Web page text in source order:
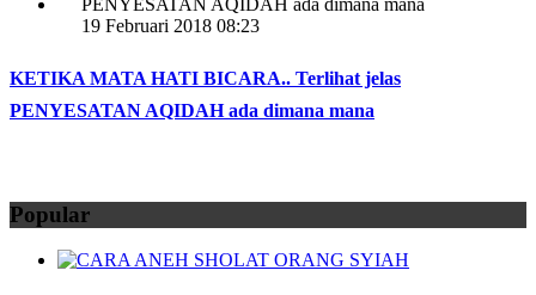
19 Februari 2018 08:23
KETIKA MATA HATI BICARA.. Terlihat jelas
PENYESATAN AQIDAH ada dimana mana
Popular